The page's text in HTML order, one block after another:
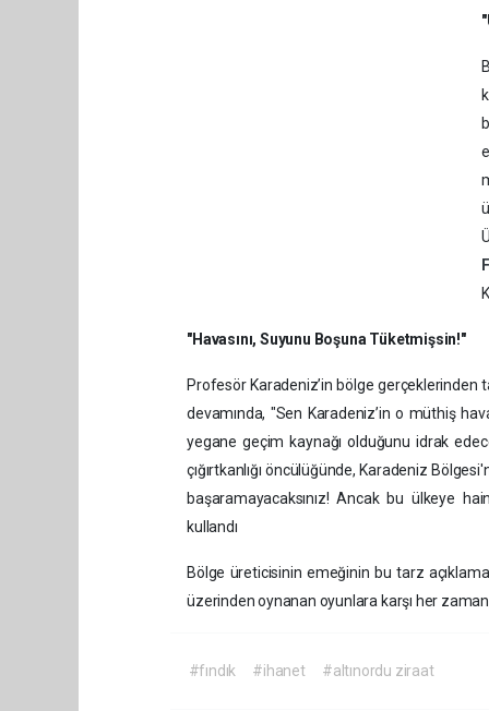
"Havasını, Suyunu Boşuna Tüketmişsin!"
​Profesör Karadeniz’in bölge gerçeklerinden
devamında, ​"Sen Karadeniz’in o müthiş
yegane geçim kaynağı olduğunu idrak
çığırtkanlığı öncülüğünde, Karadeniz
başaramayacaksınız! Ancak bu ülkeye
kullandı
​Bölge üreticisinin emeğinin bu tarz
üzerinden oynanan oyunlara karşı her zaman
#fındık #ihanet #altınordu ziraat